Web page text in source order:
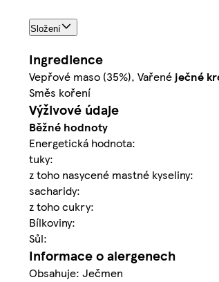
Složení
Ingredience
Vepřové maso (35%), Vařené ječné
Směs koření
Výživové údaje
Běžné hodnoty
Energetická hodnota:
tuky:
z toho nasycené mastné kyseliny:
sacharidy:
z toho cukry:
Bílkoviny:
Sůl:
Informace o alergenech
Obsahuje: Ječmen